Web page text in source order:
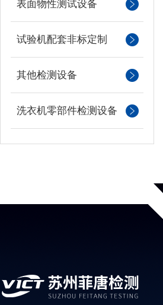
表面物性测试设备
试验机配套非标定制
其他检测设备
洗衣机零部件检测设备